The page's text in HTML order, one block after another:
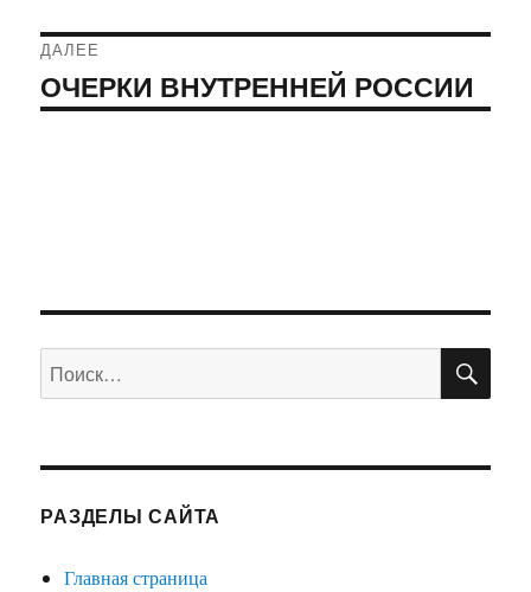
ДАЛЕЕ
Следующая
запись:
ОЧЕРКИ ВНУТРЕННЕЙ РОССИИ
Искать:
РАЗДЕЛЫ САЙТА
Главная страница